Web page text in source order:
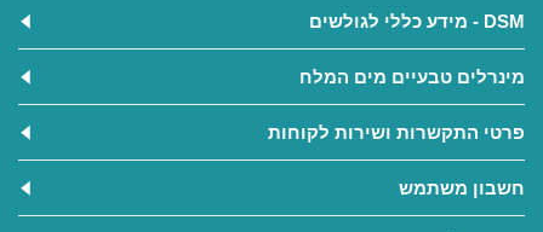
DSM - מידע כללי לגולשים
מינרלים טבעיים מים המלח
פרטי התקשרות ושירות לקוחות
חשבון משתמש